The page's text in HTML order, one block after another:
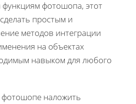
функциям фотошопа, этот
простым и
методов интеграции
на объектах
навыком для любого
фотошопе наложить